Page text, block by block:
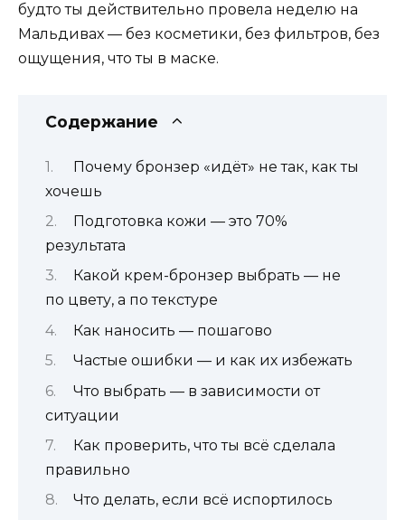
будто ты действительно провела неделю на
Мальдивах — без косметики, без фильтров, без
ощущения, что ты в маске.
Содержание
Почему бронзер «идёт» не так, как ты
хочешь
Подготовка кожи — это 70%
результата
Какой крем-бронзер выбрать — не
по цвету, а по текстуре
Как наносить — пошагово
Частые ошибки — и как их избежать
Что выбрать — в зависимости от
ситуации
Как проверить, что ты всё сделала
правильно
Что делать, если всё испортилось